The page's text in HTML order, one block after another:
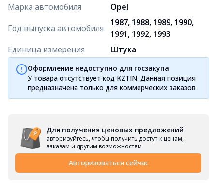
Марка автомобиля
Opel
Год выпуска автомобиля
1987, 1988, 1989, 1990,
1991, 1992, 1993
Единица измерения
Штука
Оформление недоступно для госзакупа
У товара отсутствует код KZTIN. Данная позиция
предназначена только для коммерческих заказов
Для получения ценовых предложений
авторизуйтесь, чтобы получить доступ к ценам,
заказам и другим возможностям
Авторизоваться сейчас